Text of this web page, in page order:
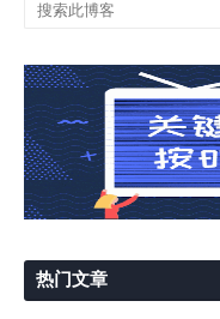
热门文章